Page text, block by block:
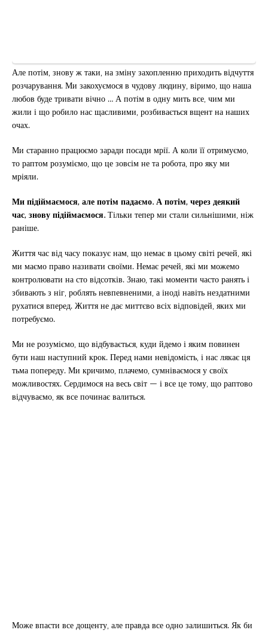
Але потім, знову ж таки, на зміну захопленню приходить відчуття
розчарування. Ми закохуємося в чудову людину, віримо, що наша
любов буде тривати вічно … А потім в одну мить все, чим ми
жили і що робило нас щасливими, розбивається вщент на наших
очах.
Ми старанно працюємо заради посади мрії. А коли її отримуємо,
то раптом розуміємо, що це зовсім не та робота, про яку ми
мріяли.
Ми підіймаємося, але потім падаємо. А потім, через деякий
час, знову підіймаємося.Тільки тепер ми стали сильнішими, ніж
раніше.
Життя час від часу показує нам, що немає в цьому світі речей, які
ми маємо право називати своїми. Немає речей, які ми можемо
контролювати на сто відсотків. Знаю, такі моменти часто ранять і
збивають з ніг, роблять невпевненими, а іноді навіть нездатними
рухатися вперед. Життя не дає миттєво всіх відповідей, яких ми
потребуємо.
Ми не розуміємо, що відбувається, куди йдемо і яким повинен
бути наш наступний крок. Перед нами невідомість, і нас лякає ця
тьма попереду. Ми кричимо, плачемо, сумніваємося у своїх
можливостях. Сердимося на весь світ — і все це тому, що раптово
відчуваємо, як все починає валиться.
Може впасти все дощенту, але правда все одно залишиться. Як би